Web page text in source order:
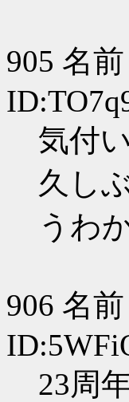
905 名前
気付
久し
うわ
906 名前
23周